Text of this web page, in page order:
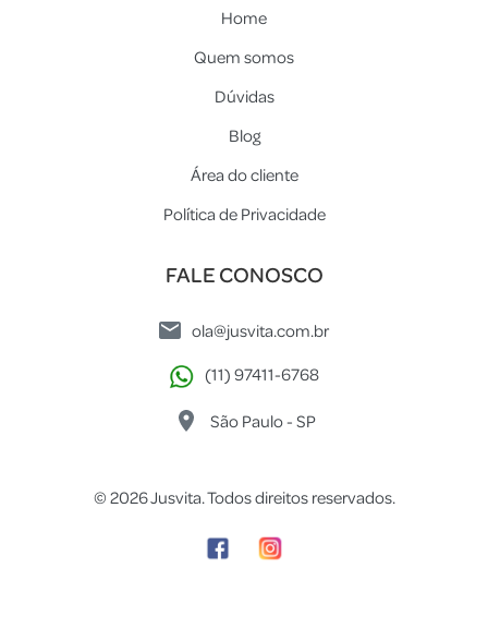
Home
Quem somos
Dúvidas
Blog
Área do cliente
Política de Privacidade
FALE CONOSCO
ola@jusvita.com.br
(11) 97411-6768
São Paulo - SP
© 2026 Jusvita. Todos direitos reservados.